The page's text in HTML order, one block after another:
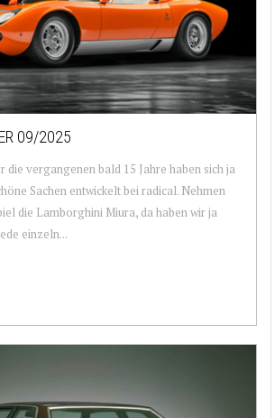
09/2025
die vergangenen bald 15 Jahre haben sich ja
Sachen entwickelt bei radical. Nehmen
die Lamborghini Miura, da haben wir ja
einzeln...